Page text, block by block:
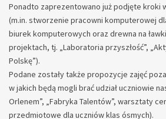
Ponadto zaprezentowano już podjęte kroki
(m.in. stworzenie pracowni komputerowej
biurek komputerowych oraz drewna na
projektach, tj. „Laboratoria przyszłość”,
Polskę”).
Podane zostały także propozycje zajęć
w jakich będą mogli brać udział uczniowie
Orlenem”, „Fabryka Talentów”, warsztaty
przedmiotowe dla uczniów klas ósmych).